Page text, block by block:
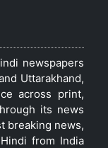
newspapers
Uttarakhand,
across print,
its news
breaking news,
from India